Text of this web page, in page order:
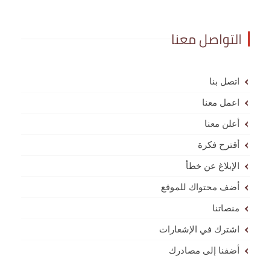
التواصل معنا
اتصل بنا
اعمل معنا
أعلن معنا
أقترح فكرة
الإبلاغ عن خطأ
أضف محتواك للموقع
منصاتنا
اشترك في الإشعارات
أضفنا إلى مصادرك